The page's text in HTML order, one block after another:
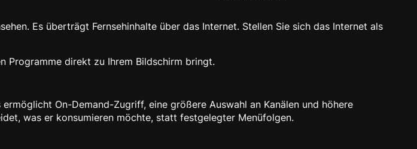
Es überträgt Fernsehinhalte über das Internet. Stellen Sie sich das Internet als
Programme direkt zu Ihrem Bildschirm bringt.
On-Demand-Zugriff, eine größere Auswahl an Kanälen und höhere
was er konsumieren möchte, statt festgelegter Menüfolgen.